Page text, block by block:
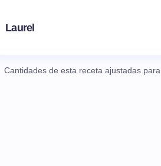
Laurel
Cantidades de esta receta ajustadas para